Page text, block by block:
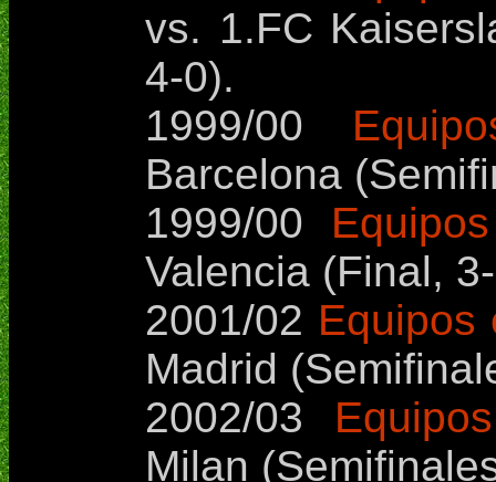
vs. 1.FC
4-0).
1999/00
Barcelona
1999/00
Valencia (Final,
2001/02 Equipos
Madrid
2002/03
Milan